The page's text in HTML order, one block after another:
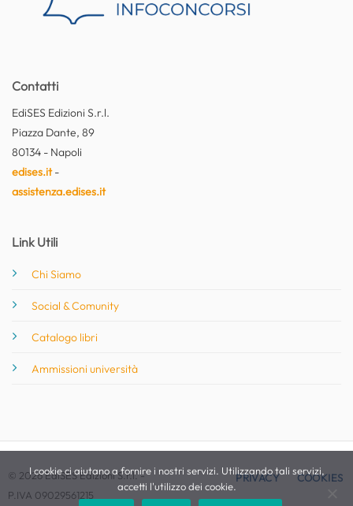
Contatti
EdiSES Edizioni S.r.l.
Piazza Dante, 89
80134 - Napoli
edises.it-
assistenza.edises.it
Link Utili
Chi Siamo
Social & Comunity
Catalogo libri
Ammissioni università
© 2026 EdiSES Edizioni S.r.l. -
P.IVA 09029561215
PRIVACY COOKIES
I cookie ci aiutano a fornire i nostri servizi. Utilizzando tali servizi,
accetti l'utilizzo dei cookie.